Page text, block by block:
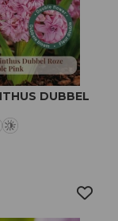
DUBBEL